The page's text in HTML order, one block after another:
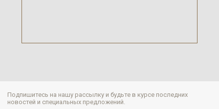
Подпишитесь на нашу рассылку и будьте в курсе последних
новостей и специальных предложений.